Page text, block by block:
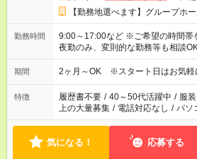
【勤務地選べます】グループホ
勤務時間
9:00～17:00など ※ご希望の時間帯をご相談ください。 ※日勤、
夜勤のみ、変則的な勤務等も相談OK
期間 2ヶ月～OK ※スタート日はお気軽
特徴 履歴書不要 / 40～50代活躍中 / 服
上の大量募集 / 電話対応なし / パソ
気になる！ 応募する